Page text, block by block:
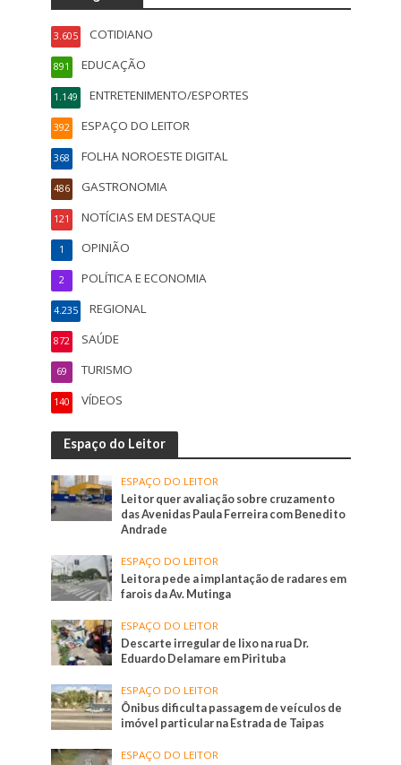
COTIDIANO
3.605
EDUCAÇÃO
891
ENTRETENIMENTO/ESPORTES
1.149
ESPAÇO DO LEITOR
392
FOLHA NOROESTE DIGITAL
368
GASTRONOMIA
486
NOTÍCIAS EM DESTAQUE
121
OPINIÃO
1
POLÍTICA E ECONOMIA
2
REGIONAL
4.235
SAÚDE
872
TURISMO
69
VÍDEOS
140
Espaço do Leitor
ESPAÇO DO LEITOR
Leitor quer avaliação sobre cruzamento
das Avenidas Paula Ferreira com Benedito
Andrade
ESPAÇO DO LEITOR
Leitora pede a implantação de radares em
farois da Av. Mutinga
ESPAÇO DO LEITOR
Descarte irregular de lixo na rua Dr.
Eduardo Delamare em Pirituba
ESPAÇO DO LEITOR
Ônibus dificulta passagem de veículos de
imóvel particular na Estrada de Taipas
ESPAÇO DO LEITOR